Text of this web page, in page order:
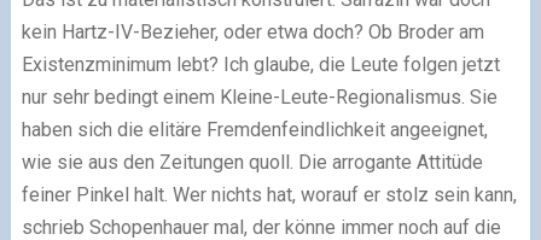
kein Hartz-IV-Bezieher, oder etwa doch? Ob Broder am
Existenzminimum lebt? Ich glaube, die Leute folgen jetzt
nur sehr bedingt einem Kleine-Leute-Regionalismus. Sie
haben sich die elitäre Fremdenfeindlichkeit angeeignet,
wie sie aus den Zeitungen quoll. Die arrogante Attitüde
feiner Pinkel halt. Wer nichts hat, worauf er stolz sein kann,
schrieb Schopenhauer mal, der könne immer noch auf die